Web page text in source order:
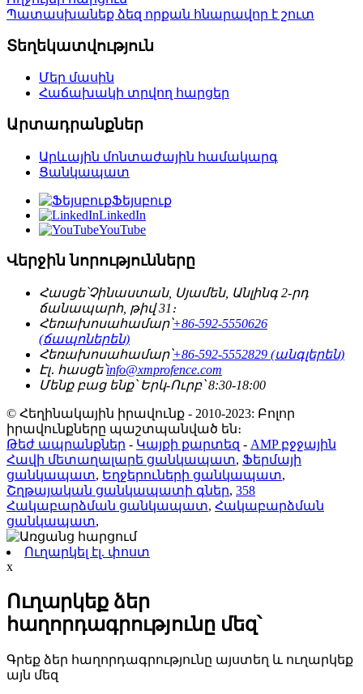
Պատասխանեք ձեզ որքան հնարավոր է շուտ
Տեղեկատվություն
Մեր մասին
Հաճախակի տրվող հարցեր
Արտադրանքներ
Արևային մոնտաժային համակարգ
Ցանկապատ
Ֆեյսբուք
LinkedIn
YouTube
Վերջին նորությունները
Հասցե՝Չինաստան, Սյամեն, Անլինգ 2-րդ
ճանապարհ, թիվ 31։
Հեռախոսահամար՝+86-592-5550626
(ճապոներեն)
Հեռախոսահամար՝+86-592-5552829 (անգլերեն)
Էլ․ հասցե՝info@xmprofence.com
Մենք բաց ենք՝ Երկ-Ուրբ՝ 8:30-18:00
© Հեղինակային իրավունք - 2010-2023: Բոլոր
իրավունքները պաշտպանված են։
Թեժ ապրանքներ - Կայքի քարտեզ - AMP բջջային
Հավի մետաղալարե ցանկապատ, Ֆերմայի
ցանկապատ, Եղջերուների ցանկապատ,
Շղթայական ցանկապատի գներ, 358
Հակաբարձման ցանկապատ, Հակաբարձման
ցանկապատ,
Ուղարկել էլ. փոստ
x
Ուղարկեք ձեր
հաղորդագրությունը մեզ՝
Գրեք ձեր հաղորդագրությունը այստեղ և ուղարկեք
այն մեզ